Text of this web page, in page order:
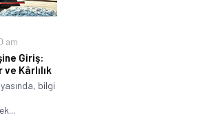
am
Giriş:
Kârlılık
bilgi